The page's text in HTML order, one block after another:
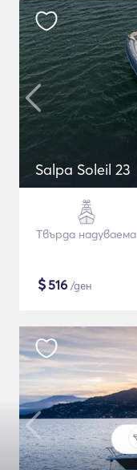
Salpa Soleil 23
Твърда надуваема
$516 /ден